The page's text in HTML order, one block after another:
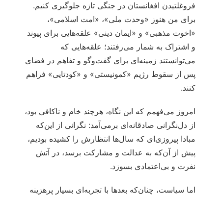
فروغلتیدن افغانستان در جنگی تازه جلوگیری کنیم.
برای من هنوز «وحدت ملی»، «امت اسلامی»،
«اخوت مذهبی» و «ایمان دینی» علقه‌هایی برای پیوند
و اشتراک به شمار می‌رفتند؛ علقه‌هایی که
می‌توانستند زمینه‌ای برای گفت‌وگو و تفاهم در فضای
پس از سقوط رژیم «کمونیستی» و «کودتایی» فراهم
کنند.
امروز می‌فهمم که این نگاه، هرچند خام و ناکافی بود،
از دل‌نگرانی صادقانه‌ای برمی‌آمد: نگرانی از این‌که
مبادا پیروزی‌ای که سال‌ها انتظارش را کشیده بودیم،
پیش از آن‌که به عدالت و مشارکت برسد، در آتش
نفرت و بی‌اعتمادی بسوزد.
اما سیاست، چنان‌که بعدها با تجربه‌ای بسیار پرهزینه